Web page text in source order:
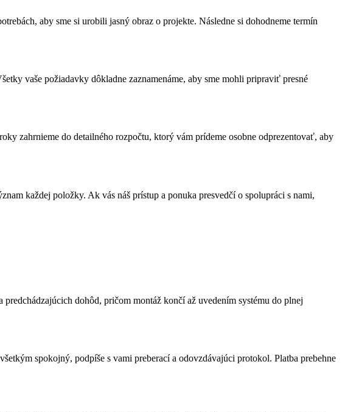
aby sme si urobili jasný obraz o projekte. Následne si dohodneme termín
vaše požiadavky dôkladne zaznamenáme, aby sme mohli pripraviť presné
zahrnieme do detailného rozpočtu, ktorý vám prídeme osobne odprezentovať, aby
každej položky. Ak vás náš prístup a ponuka presvedčí o spolupráci s nami,
dohôd, pričom montáž končí až uvedením systému do plnej
spokojný, podpíše s vami preberací a odovzdávajúci protokol. Platba prebehne